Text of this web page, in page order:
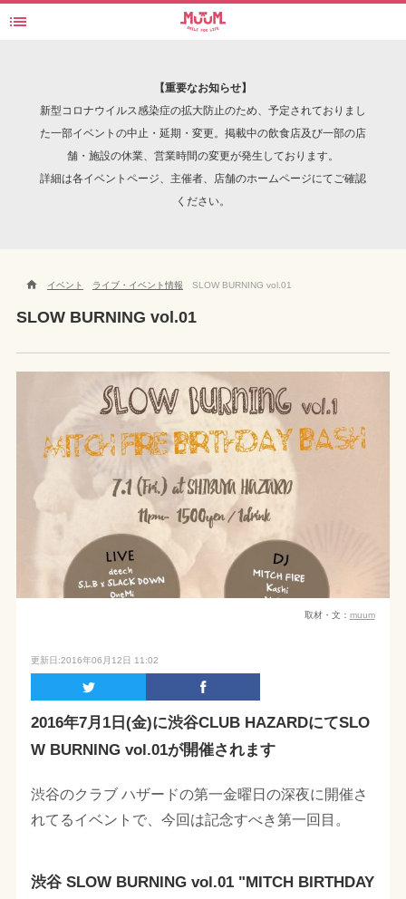
SLOW BURNING vol.01 "MITCH BIRTHDAY BASH"
INTERVIEW

【重要なお知らせ】
新型コロナウイルス感染症の拡大防止のため、予定されておりまし
た一部イベントの中止・延期・変更。掲載中の飲食店及び一部の店
舗・施設の休業、営業時間の変更が発生しております。
詳細は各イベントページ、主催者、店舗のホームページにてご確認
ください。
 イベント ライブ・イベント情報 SLOW BURNING vol.01
SLOW BURNING vol.01
取材・文： muum
更新日:2016年06月12日 11:02
2016年7月1日(金)に渋谷CLUB HAZARDにてSLO
W BURNING vol.01が開催されます
渋谷のクラブ ハザードの第一金曜日の深夜に開催さ
れてるイベントで、今回は記念すべき第一回目。
渋谷 SLOW BURNING vol.01 "MITCH BIRTHDAY